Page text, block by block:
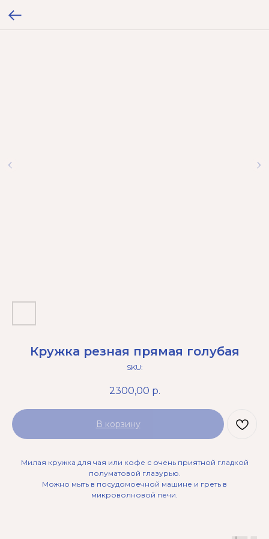
Кружка резная прямая голубая
SKU:
2300,00 р.
В корзину
Милая кружка для чая или кофе с очень приятной гладкой
полуматовой глазурью.
Можно мыть в посудомоечной машине и греть в
микроволновой печи.